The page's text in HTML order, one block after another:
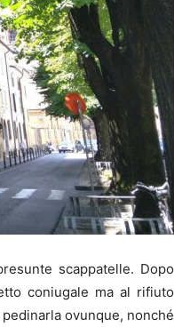
scappatelle. Dopo
coniugale ma al rifiuto
ovunque, nonché